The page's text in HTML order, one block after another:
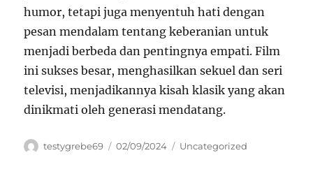
humor, tetapi juga menyentuh hati dengan
pesan mendalam tentang keberanian untuk
menjadi berbeda dan pentingnya empati. Film
ini sukses besar, menghasilkan sekuel dan seri
televisi, menjadikannya kisah klasik yang akan
dinikmati oleh generasi mendatang.
Author
testygrebe69
Posted
02/09/2024 Categories
Uncategorized